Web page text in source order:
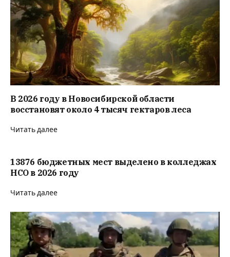
В 2026 году в Новосибирской области
восстановят около 4 тысяч гектаров леса
Читать далее
13876 бюджетных мест выделено в колледжах
НСО в 2026 году
Читать далее